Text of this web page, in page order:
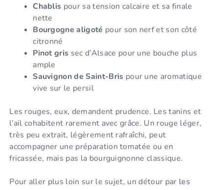
Chablis pour sa tension calcaire et sa finale
nette
Bourgogne aligoté pour son nerf et son côté
citronné
Pinot gris sec d’Alsace pour une bouche plus
ample
Sauvignon de Saint-Bris pour une aromatique
vive sur le persil
Les rouges, eux, demandent prudence. Les tanins et
l’ail cohabitent rarement avec grâce. Un rouge léger,
très peu extrait, légèrement rafraîchi, peut
accompagner une préparation tomatée ou en
fricassée, mais pas la bourguignonne classique.
Pour aller plus loin sur le sujet, un détour par les